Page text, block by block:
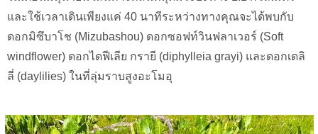
และใช้เวลาเดินเพียงแค่ 40 นาทีระหว่างทางคุณจะได้พบกับ
ดอกมิซึบาโช (Mizubashou) ดอกซอฟท์วินฟลาเวอร์ (Soft
windflower) ดอกไดฟีเลีย กรายี (diphylleia grayi) และดอกเดลิ
ลี่ (daylilies) ในที่ลุ่มราบสูงอะโมอุ